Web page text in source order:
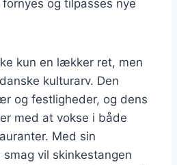
og tilpasses nye
kun en lækker ret, men
kulturarv. Den
og festligheder, og dens
med at vokse i både
Med sin
vil skinkestangen